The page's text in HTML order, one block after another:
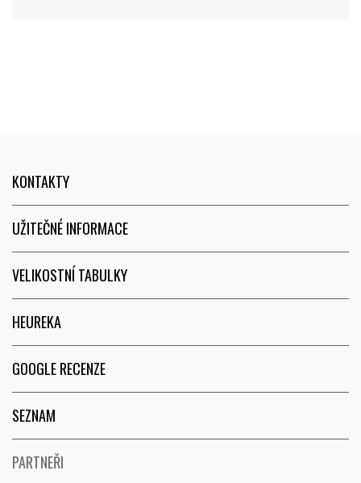
KONTAKTY
UŽITEČNÉ INFORMACE
VELIKOSTNÍ TABULKY
HEUREKA
GOOGLE RECENZE
SEZNAM
PARTNEŘI